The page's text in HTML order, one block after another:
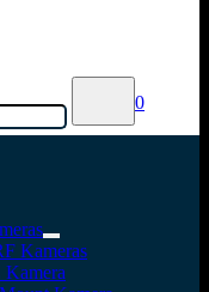
0
Kameras